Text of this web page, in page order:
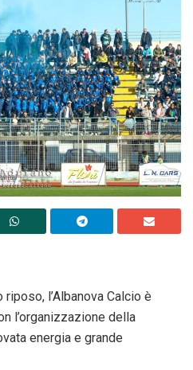
l’Albanova Calcio è
l’organizzazione della
energia e grande